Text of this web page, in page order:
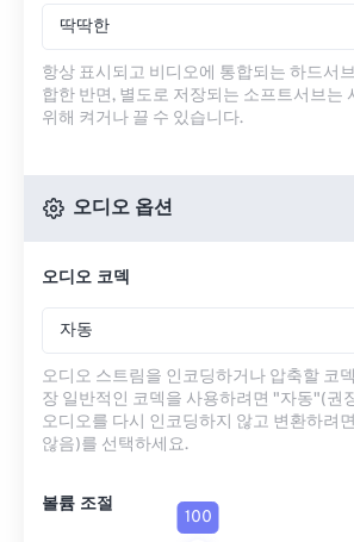
딱딱한
항상 표시되고 비디오에 통합되는 하드서
합한 반면, 별도로 저장되는 소프트서브는
위해 켜거나 끌 수 있습니다.
오디오 옵션
오디오 코덱
자동
오디오 스트림을 인코딩하거나 압축할 코
장 일반적인 코덱을 사용하려면 "자동"(권
오디오를 다시 인코딩하지 않고 변환하려
않음)를 선택하세요.
볼륨 조절
100